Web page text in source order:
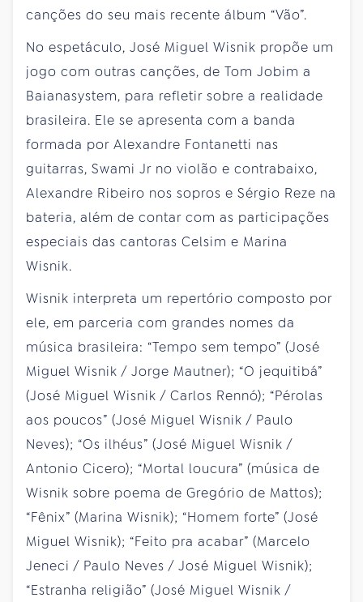
canções do seu mais recente álbum “Vão”.
No espetáculo, José Miguel Wisnik propõe um
jogo com outras canções, de Tom Jobim a
Baianasystem, para refletir sobre a realidade
brasileira. Ele se apresenta com a banda
formada por Alexandre Fontanetti nas
guitarras, Swami Jr no violão e contrabaixo,
Alexandre Ribeiro nos sopros e Sérgio Reze na
bateria, além de contar com as participações
especiais das cantoras Celsim e Marina
Wisnik.
Wisnik interpreta um repertório composto por
ele, em parceria com grandes nomes da
música brasileira: “Tempo sem tempo” (José
Miguel Wisnik / Jorge Mautner); “O jequitibá”
(José Miguel Wisnik / Carlos Rennó); “Pérolas
aos poucos” (José Miguel Wisnik / Paulo
Neves); “Os ilhéus” (José Miguel Wisnik /
Antonio Cicero); “Mortal loucura” (música de
Wisnik sobre poema de Gregório de Mattos);
“Fênix” (Marina Wisnik); “Homem forte” (José
Miguel Wisnik); “Feito pra acabar” (Marcelo
Jeneci / Paulo Neves / José Miguel Wisnik);
“Estranha religião” (José Miguel Wisnik /